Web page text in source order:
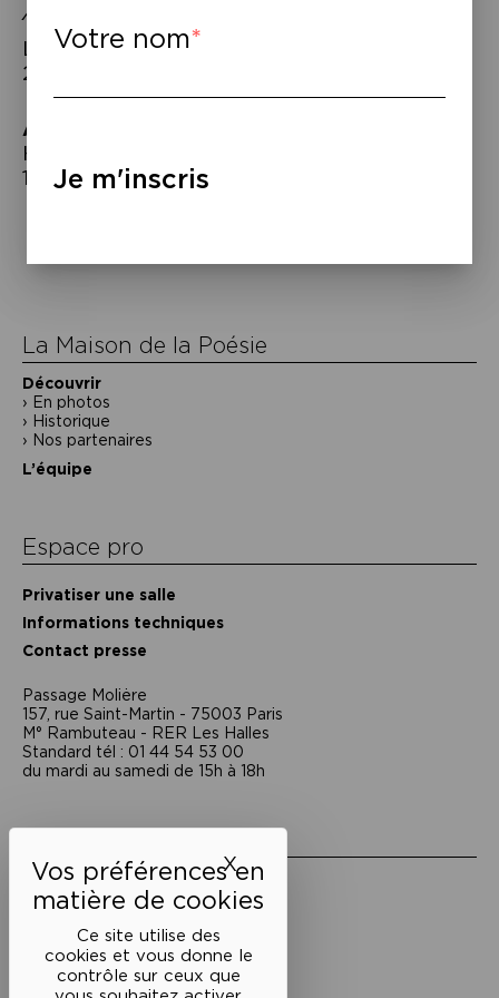
Ce site utilise des
cookies et vous donne le
contrôle sur ceux que
XMasquer le bandeau des
À partir de 16 ans.
Lectures proposées les 6, 7 & 8 octobre à
20h.
À lire
Hervé Guibert,
1989.
de
La Maison de la Poésie
Découvrir
En photos
Historique
Nos partenaires
L’équipe
Espace pro
Privatiser une salle
Informations techniques
Contact presse
Passage Moliėre
157, rue Saint-Martin - 75003 Paris
M° Rambuteau - RER Les Halles
Standard tél : 01 44 54 53 00
du mardi au samedi de 15h à 18h
Mentions légales
Politique de confidentialité
Conditions générales de vente
Cookies
Votre nom
Je m'inscris